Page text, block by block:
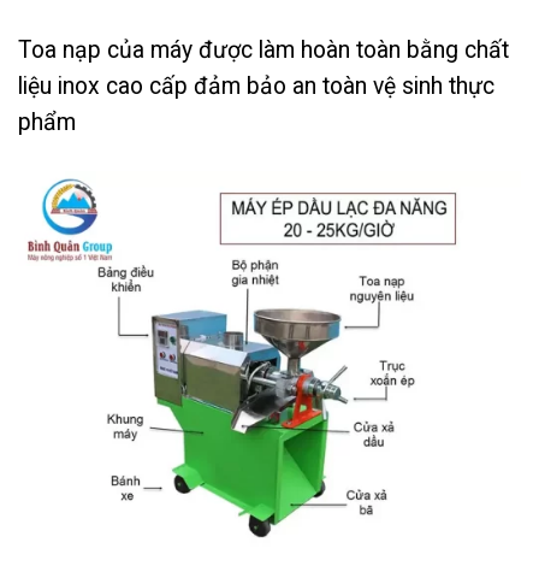
Toa nạp của máy được làm hoàn toàn bằng chất
liệu inox cao cấp đảm bảo an toàn vệ sinh thực
phẩm